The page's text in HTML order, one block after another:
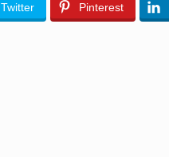
Twitter Pinterest